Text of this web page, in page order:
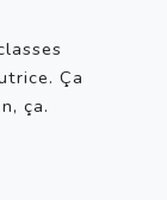
Ça
ça.